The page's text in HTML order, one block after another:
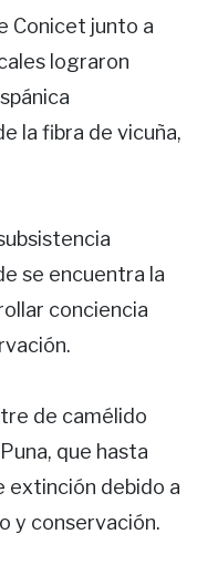
Conicet junto a
lograron
la fibra de vicuña,
se encuentra la
conciencia
de camélido
que hasta
extinción debido a
y conservación.